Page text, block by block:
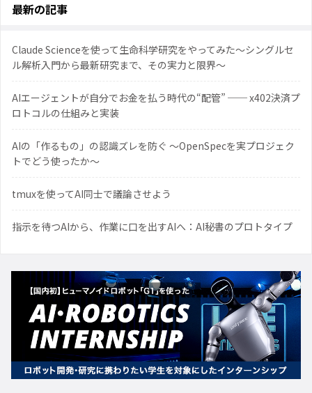
最新の記事
Claude Scienceを使って生命科学研究をやってみた〜シングルセ
ル解析入門から最新研究まで、その実力と限界〜
AIエージェントが自分でお金を払う時代の“配管” ── x402決済プ
ロトコルの仕組みと実装
AIの「作るもの」の認識ズレを防ぐ 〜OpenSpecを実プロジェク
トでどう使ったか〜
tmuxを使ってAI同士で議論させよう
指示を待つAIから、作業に口を出すAIへ：AI秘書のプロトタイプ